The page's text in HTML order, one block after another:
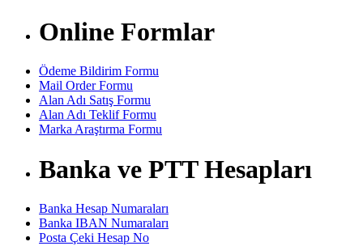
Online Formlar
Ödeme Bildirim Formu
Mail Order Formu
Alan Adı Satış Formu
Alan Adı Teklif Formu
Marka Araştırma Formu
Banka ve PTT Hesapları
Banka Hesap Numaraları
Banka IBAN Numaraları
Posta Çeki Hesap No